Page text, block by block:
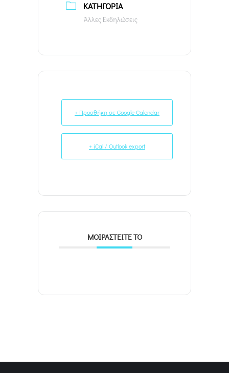
ΚΑΤΗΓΟΡΊΑ
Άλλες Εκδηλώσεις
+ Προσθήκη σε Google Calendar
+ iCal / Outlook export
ΜΟΙΡΑΣΤΕΊΤΕ ΤΟ